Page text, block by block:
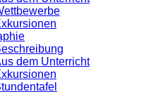
dem Unterricht